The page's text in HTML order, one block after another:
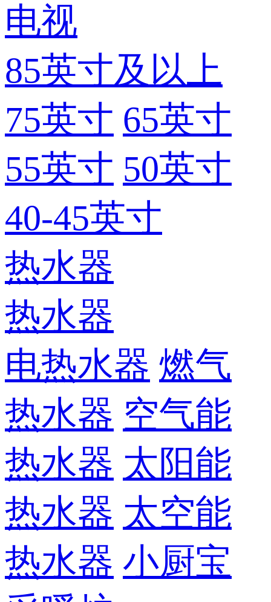
电视
85英寸及以上
75英寸 65英寸
55英寸 50英寸
40-45英寸
热水器
热水器
电热水器 燃气
热水器 空气能
热水器 太阳能
热水器 太空能
热水器 小厨宝